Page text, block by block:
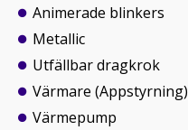
Animerade blinkers
Metallic
Utfällbar dragkrok
Värmare (Appstyrning)
Värmepump